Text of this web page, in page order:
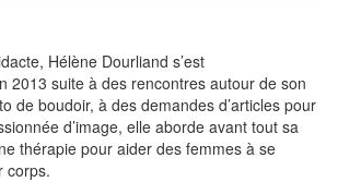
Hélène Dourliand s’est
2013 suite à des rencontres autour de son
de boudoir, à des demandes d’articles pour
d’image, elle aborde avant tout sa
thérapie pour aider des femmes à se
corps.